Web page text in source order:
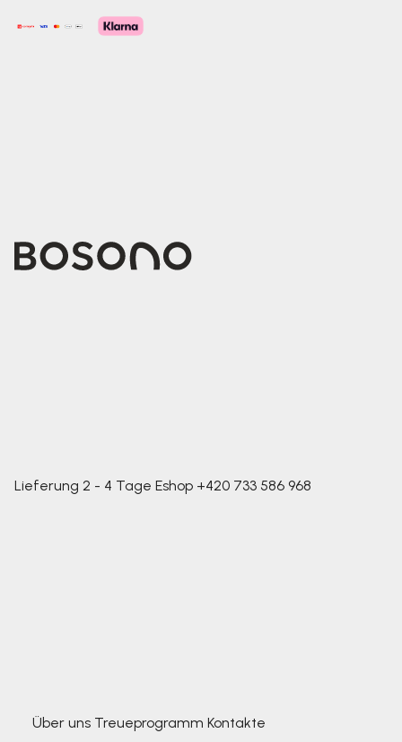
Lieferung 2 - 4 Tage Eshop +420 733 586 968
Über uns Treueprogramm Kontakte